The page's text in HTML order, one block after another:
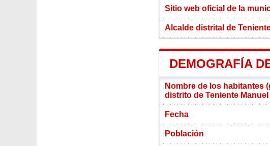
Sitio web oficial de la
Alcalde distrital de
DEMOGRAFÍA
Nombre de los habitantes
distrito de Teniente
Fecha
Población